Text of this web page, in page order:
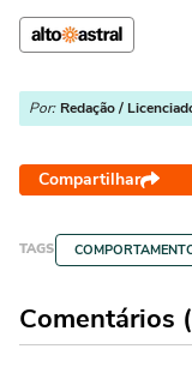
Por: Redação /
Compartilhar
TAGS
Comentários